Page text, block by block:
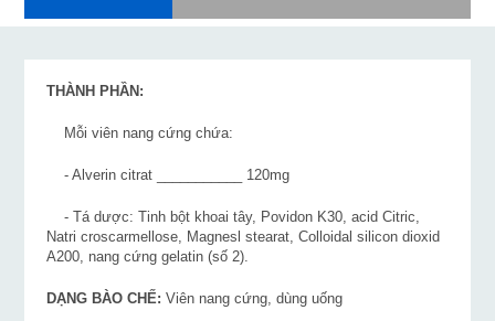
THÀNH PHẦN:
Mỗi viên nang cứng chứa:
- Alverin citrat ___________ 120mg
- Tá dược: Tinh bột khoai tây, Povidon K30, acid Citric,
Natri croscarmellose, Magnesl stearat, Colloidal silicon dioxid
A200, nang cứng gelatin (số 2).
DẠNG BÀO CHẾ:Viên nang cứng, dùng uống